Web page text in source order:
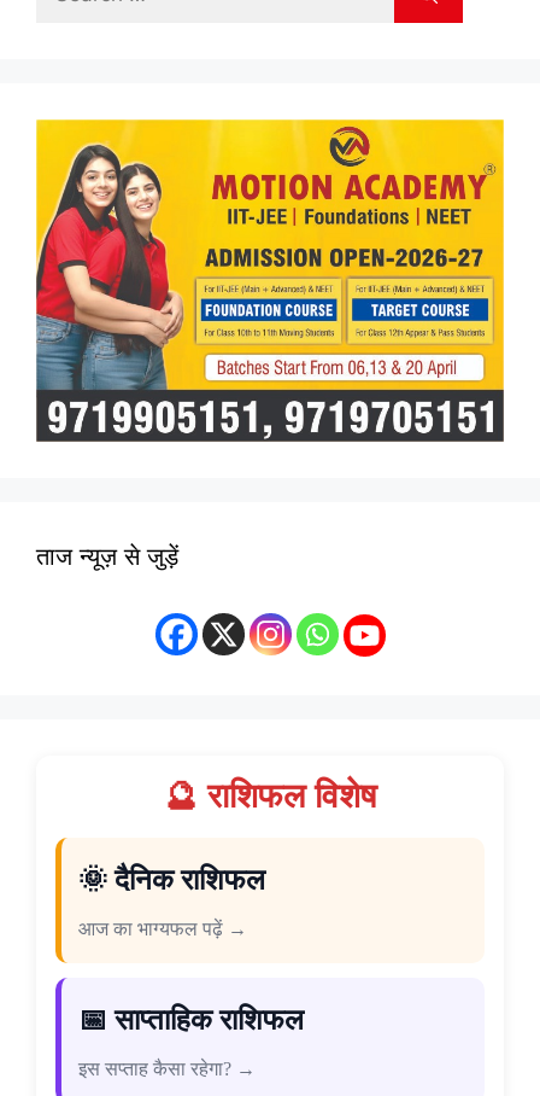
ताज न्यूज़ से जुड़ें
🔮 राशिफल विशेष
🌞 दैनिक राशिफल
आज का भाग्यफल पढ़ें →
📅 साप्ताहिक राशिफल
इस सप्ताह कैसा रहेगा? →